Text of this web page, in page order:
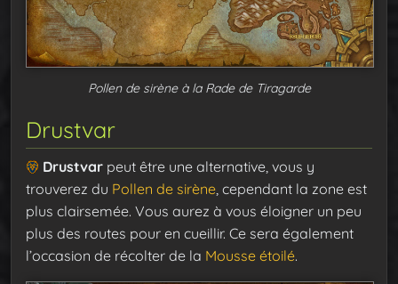
Pollen de sirène à la Rade de Tiragarde
Drustvar
Drustvar peut être une alternative, vous y
trouverez du Pollen de sirène, cependant la zone est
plus clairsemée. Vous aurez à vous éloigner un peu
plus des routes pour en cueillir. Ce sera également
l’occasion de récolter de la Mousse étoilé.